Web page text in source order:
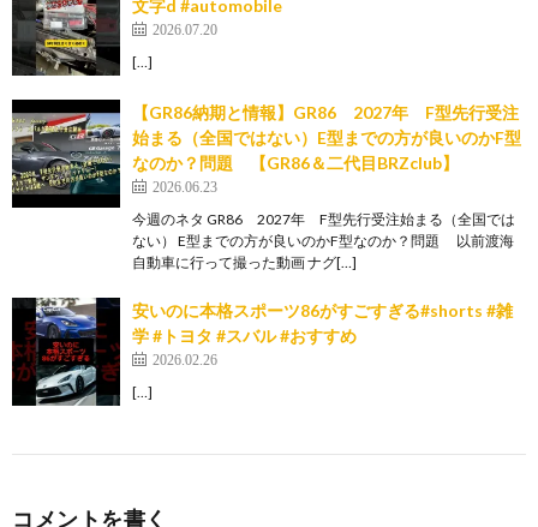
文字d #automobile
2026.07.20
[…]
【GR86納期と情報】GR86 2027年 F型先行受注
始まる（全国ではない）E型までの方が良いのかF型
なのか？問題 【GR86＆二代目BRZclub】
2026.06.23
今週のネタ GR86 2027年 F型先行受注始まる（全国では
ない） E型までの方が良いのかF型なのか？問題 以前渡海
自動車に行って撮った動画 ナグ[…]
安いのに本格スポーツ86がすごすぎる#shorts #雑
学 #トヨタ #スバル #おすすめ
2026.02.26
[…]
コメントを書く